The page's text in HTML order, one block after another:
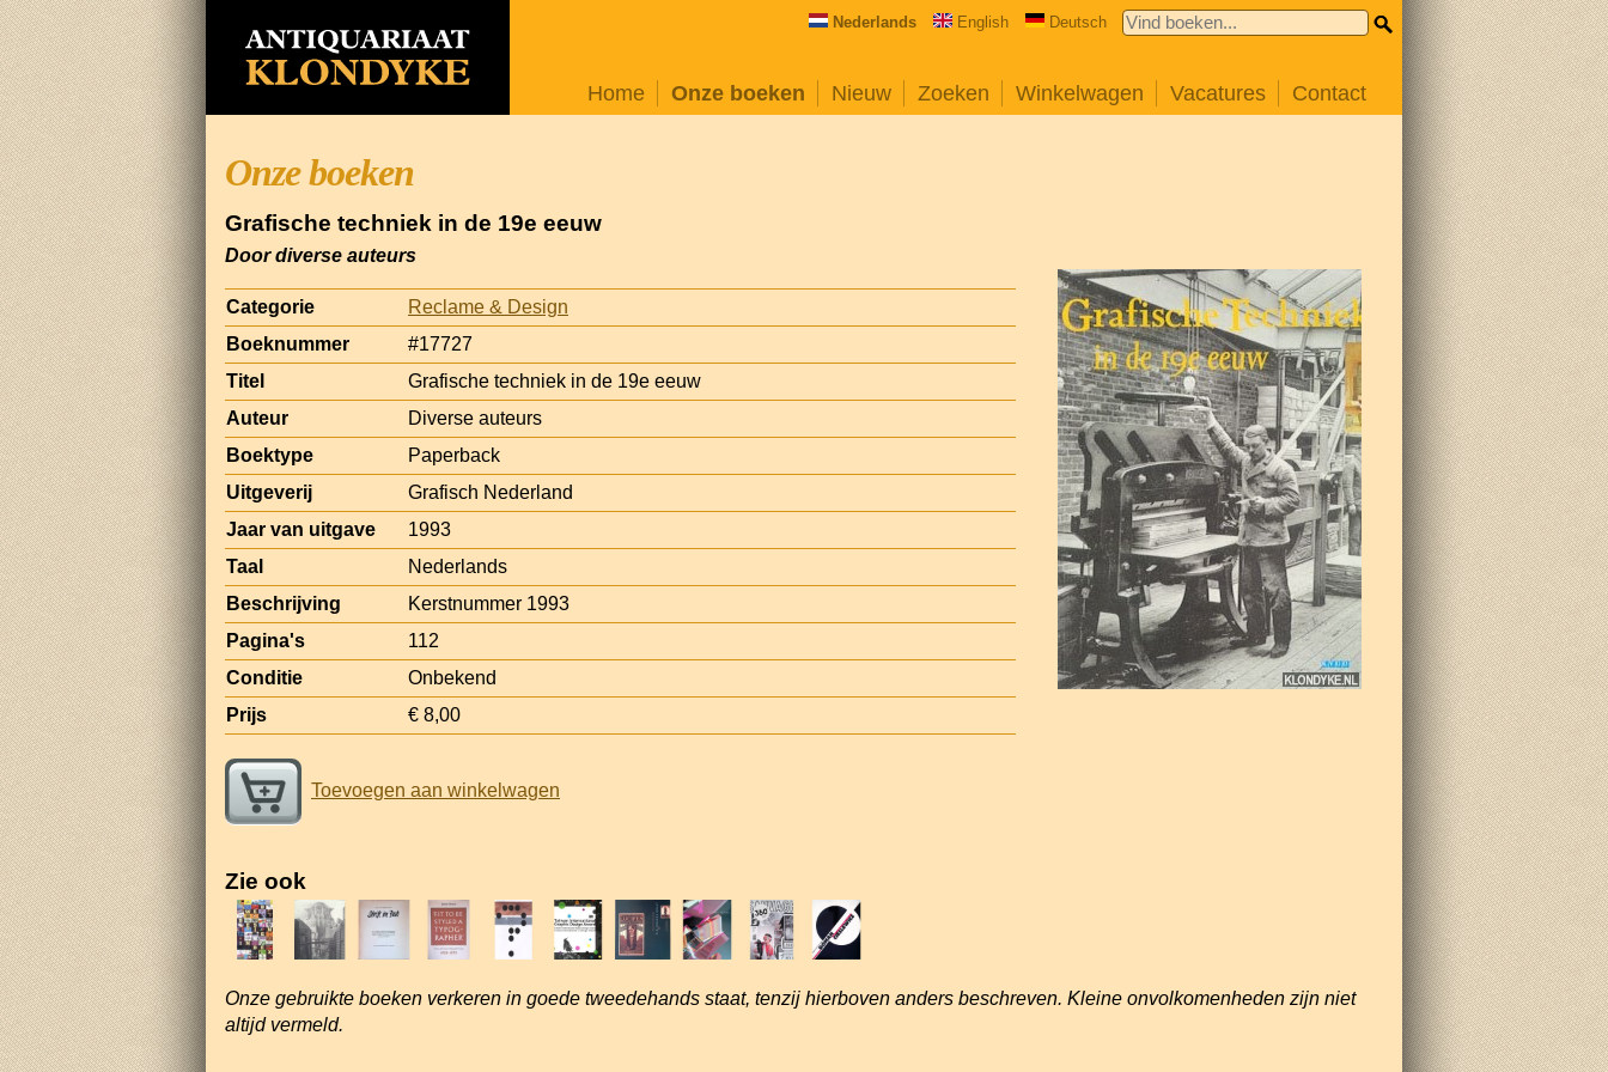
Nederlands English Deutsch
Home Onze boeken Nieuw Zoeken Winkelwagen Vacatures Contact
Onze boeken
Grafische techniek in de 19e eeuw
Door diverse auteurs
Categorie
Reclame & Design
Boeknummer
#17727
Titel
Grafische techniek in de 19e eeuw
Auteur
Diverse auteurs
Boektype
Paperback
Uitgeverij
Grafisch Nederland
Jaar van uitgave
1993
Taal
Nederlands
Beschrijving
Kerstnummer 1993
Pagina's
112
Conditie
Onbekend
Prijs
€ 8,00
Toevoegen aan winkelwagen
Zie ook
Onze gebruikte boeken verkeren in goede tweedehands staat, tenzij hierboven anders beschreven. Kleine onvolkomenheden zijn niet
altijd vermeld.